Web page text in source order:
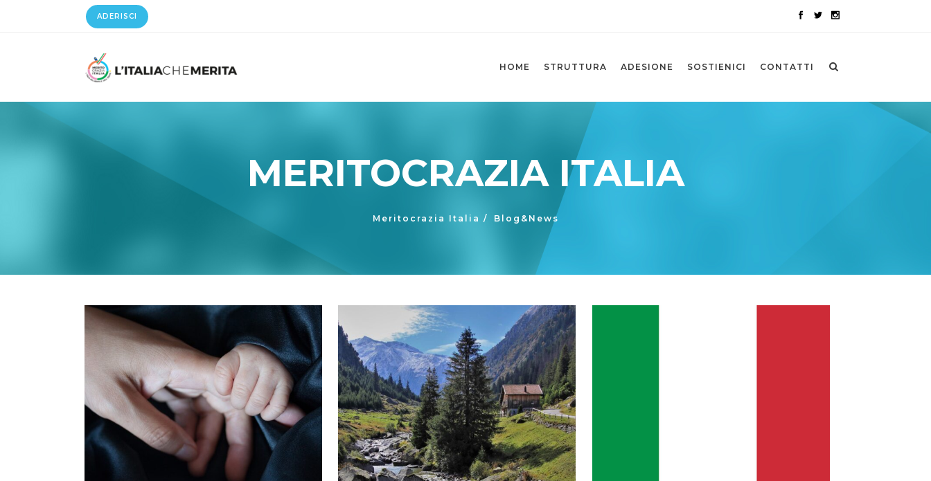
ADERISCI
HOME STRUTTURA ADESIONE SOSTIENICI CONTATTI
MERITOCRAZIA ITALIA
Meritocrazia Italia / Blog&News